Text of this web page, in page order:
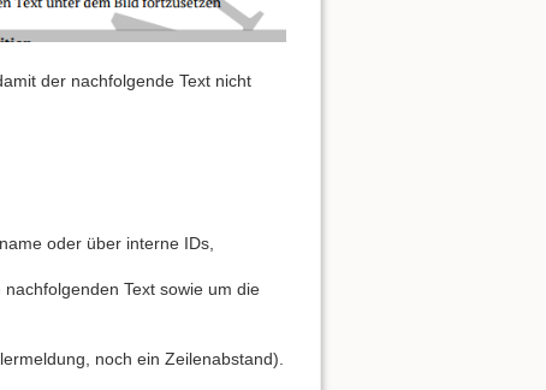
der nachfolgende Text nicht
oder über interne IDs,
Text sowie um die
noch ein Zeilenabstand).